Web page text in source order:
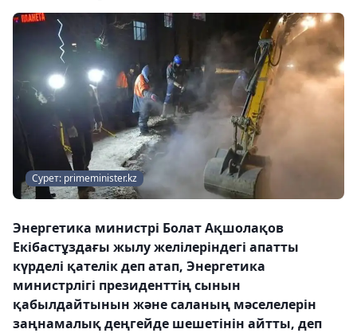
Сурет: primeminister.kz
Энергетика министрі Болат Ақшолақов
Екібастұздағы жылу желілеріндегі апатты
күрделі қателік деп атап, Энергетика
министрлігі президенттің сынын
қабылдайтынын және саланың мәселелерін
заңнамалық деңгейде шешетінін айтты, деп